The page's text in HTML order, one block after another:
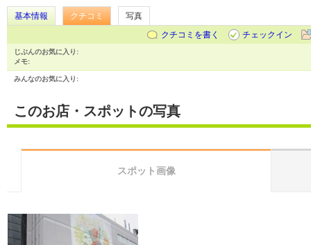
基本情報 クチコミ
写真
クチコミを書く
チェックイン
じぶんのお気に入り:
メモ:
みんなのお気に入り:
このお店・スポットの写真
スポット画像